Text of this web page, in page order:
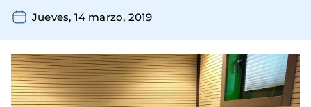
Jueves, 14 marzo, 2019